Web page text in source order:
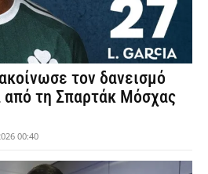
τον δανεισμό
από τη Σπαρτάκ Μόσχας
00:40